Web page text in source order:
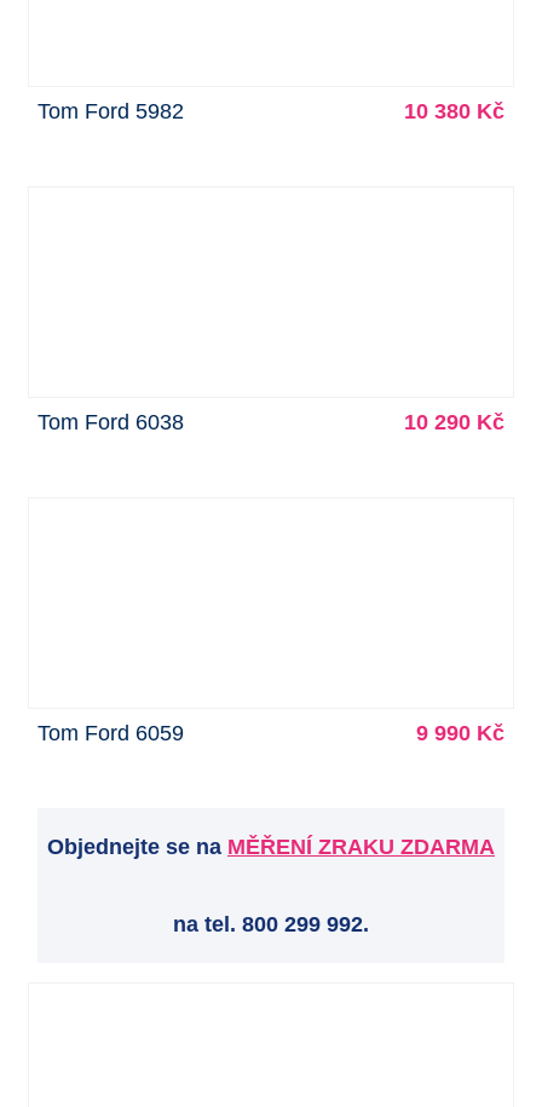
Tom Ford 5982 10 380 Kč
Tom Ford 6038 10 290 Kč
Tom Ford 6059 9 990 Kč
Objednejte se na MĚŘENÍ ZRAKU ZDARMA
na tel. 800 299 992.